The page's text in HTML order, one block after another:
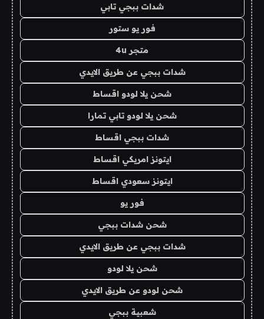
شدات ببجي تابي
فور يو ستور
متجر 4u
شدات ببجي عن طريق الايدي
شحن يلا لودو اقساط
شحن يلا لودو تابي تمارا
شدات ببجي اقساط
ايتونز امريكي اقساط
ايتونز سعودي اقساط
فور يو
شحن شدات ببجي
شدات ببجي عن طريق الايدي
شحن يلا لودو
شحن لودو عن طريق الايدي
شعبية ببجي